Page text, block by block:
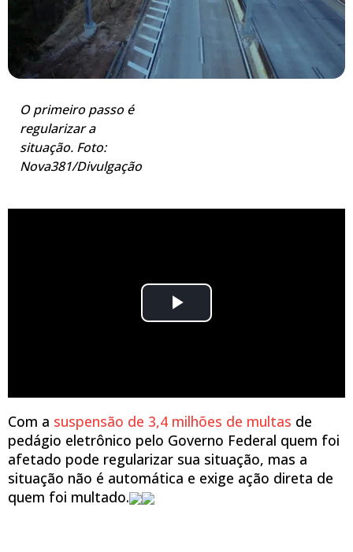
O primeiro passo é
regularizar a
situação. Foto:
Nova381/Divulgação
Com a suspensão de 3,4 milhões de multas de
pedágio eletrônico pelo Governo Federal quem foi
afetado pode regularizar sua situação, mas a
situação não é automática e exige ação direta de
quem foi multado.